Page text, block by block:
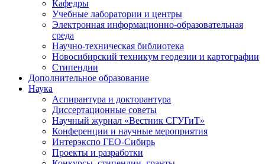
Кафедры
Учебные лаборатории и центры
Электронная информационно-образовательная
среда
Научно-техническая библиотека
Новосибирский техникум геодезии и картографии
Стипендии
Дополнительное образование
Наука
Аспирантура и докторантура
Диссертационные советы
Научный журнал «Вестник СГУГиТ»
Конференции и научные мероприятия
Интерэкспо ГЕО-Сибирь
Проекты и разработки